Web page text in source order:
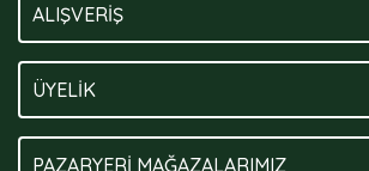
ALIŞVERİŞ
ÜYELİK
PAZARYERİ MAĞAZALARIMIZ